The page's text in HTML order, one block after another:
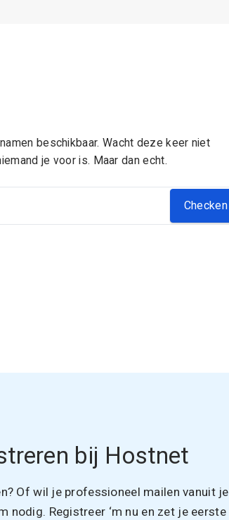
beschikbaar. Wacht deze keer niet
je voor is. Maar dan echt.
Checken
bij Hostnet
Of wil je professioneel mailen vanuit je
nodig. Registreer ‘m nu en zet je eerste